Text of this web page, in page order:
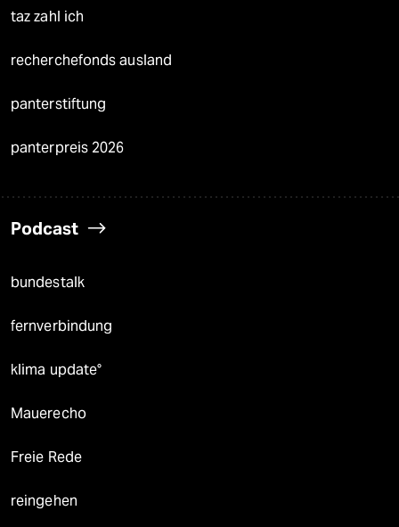
taz zahl ich
recherchefonds ausland
panterstiftung
panterpreis 2026
Podcast
bundestalk
fernverbindung
klima update°
Mauerecho
Freie Rede
reingehen